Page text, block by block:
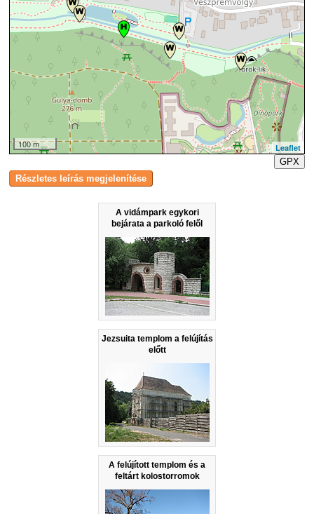
A vidámpark egykori
bejárata a parkoló felől
Jezsuita templom a felújítás
előtt
A felújított templom és a
feltárt kolostorromok
100 m
Leaflet
GPX